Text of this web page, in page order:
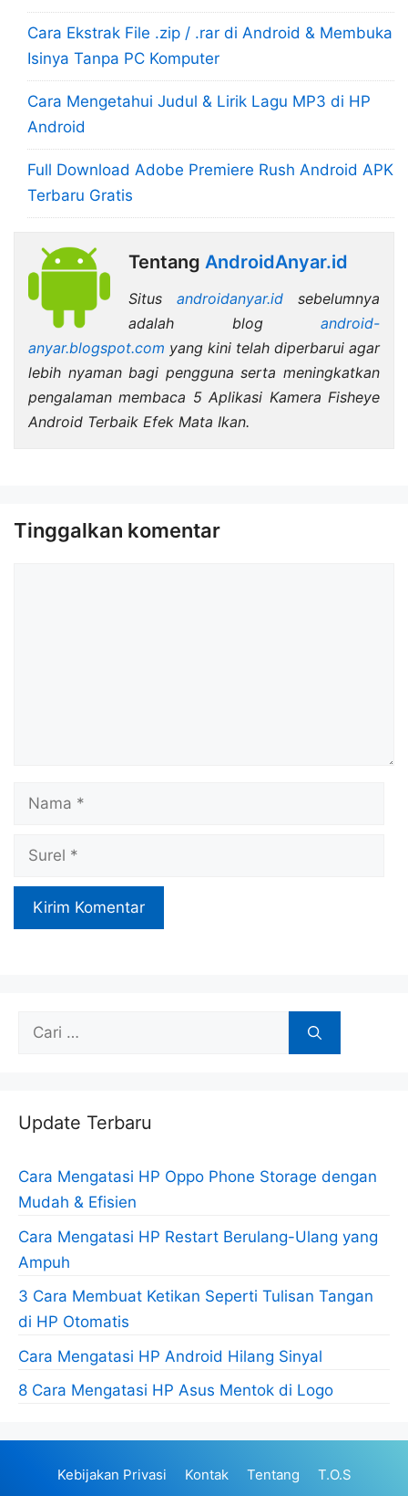
Cara Ekstrak File .zip / .rar di Android & Membuka
Isinya Tanpa PC Komputer
Cara Mengetahui Judul & Lirik Lagu MP3 di HP
Android
Full Download Adobe Premiere Rush Android APK
Terbaru Gratis
Tentang AndroidAnyar.id
Situs androidanyar.id sebelumnya
adalah blog android-
anyar.blogspot.com yang kini telah diperbarui agar
lebih nyaman bagi pengguna serta meningkatkan
pengalaman membaca 5 Aplikasi Kamera Fisheye
Android Terbaik Efek Mata Ikan.
Tinggalkan komentar
Nama
Surel
Cari
Update Terbaru
Cara Mengatasi HP Oppo Phone Storage dengan
Mudah & Efisien
Cara Mengatasi HP Restart Berulang-Ulang yang
Ampuh
3 Cara Membuat Ketikan Seperti Tulisan Tangan
di HP Otomatis
Cara Mengatasi HP Android Hilang Sinyal
8 Cara Mengatasi HP Asus Mentok di Logo
Kebijakan Privasi Kontak Tentang T.O.S